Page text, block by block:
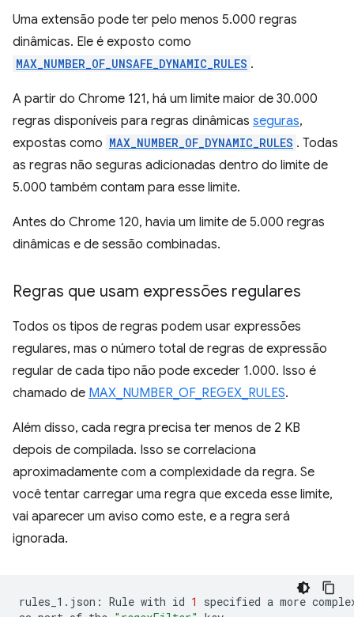
Uma extensão pode ter pelo menos 5.000 regras
dinâmicas. Ele é exposto como
MAX_NUMBER_OF_UNSAFE_DYNAMIC_RULES .
A partir do Chrome 121, há um limite maior de 30.000
regras disponíveis para regras dinâmicas seguras,
expostas como MAX_NUMBER_OF_DYNAMIC_RULES . Todas
as regras não seguras adicionadas dentro do limite de
5.000 também contam para esse limite.
Antes do Chrome 120, havia um limite de 5.000 regras
dinâmicas e de sessão combinadas.
Regras que usam expressões regulares
Todos os tipos de regras podem usar expressões
regulares, mas o número total de regras de expressão
regular de cada tipo não pode exceder 1.000. Isso é
chamado de MAX_NUMBER_OF_REGEX_RULES.
Além disso, cada regra precisa ter menos de 2 KB
depois de compilada. Isso se correlaciona
aproximadamente com a complexidade da regra. Se
você tentar carregar uma regra que exceda esse limite,
vai aparecer um aviso como este, e a regra será
ignorada.
rules_1.json: Rule with id 1 specified a more